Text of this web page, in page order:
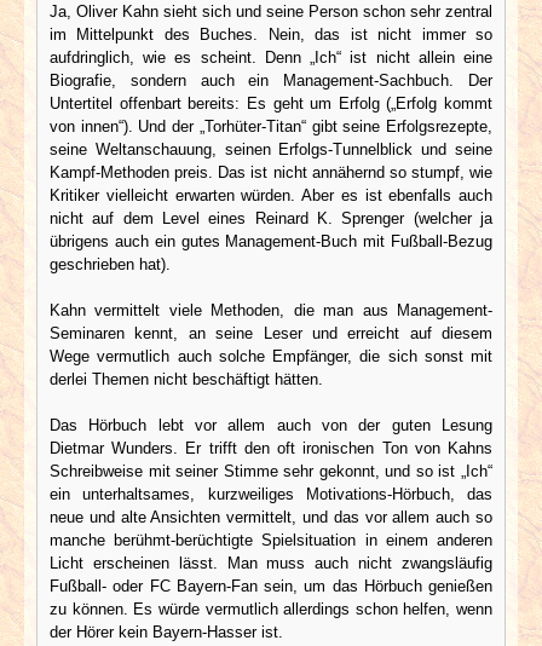
Ja, Oliver Kahn sieht sich und seine Person schon sehr zentral
im Mittelpunkt des Buches. Nein, das ist nicht immer so
aufdringlich, wie es scheint. Denn „Ich“ ist nicht allein eine
Biografie, sondern auch ein Management-Sachbuch. Der
Untertitel offenbart bereits: Es geht um Erfolg („Erfolg kommt
von innen“). Und der „Torhüter-Titan“ gibt seine Erfolgsrezepte,
seine Weltanschauung, seinen Erfolgs-Tunnelblick und seine
Kampf-Methoden preis. Das ist nicht annähernd so stumpf, wie
Kritiker vielleicht erwarten würden. Aber es ist ebenfalls auch
nicht auf dem Level eines Reinard K. Sprenger (welcher ja
übrigens auch ein gutes Management-Buch mit Fußball-Bezug
geschrieben hat).
Kahn vermittelt viele Methoden, die man aus Management-
Seminaren kennt, an seine Leser und erreicht auf diesem
Wege vermutlich auch solche Empfänger, die sich sonst mit
derlei Themen nicht beschäftigt hätten.
Das Hörbuch lebt vor allem auch von der guten Lesung
Dietmar Wunders. Er trifft den oft ironischen Ton von Kahns
Schreibweise mit seiner Stimme sehr gekonnt, und so ist „Ich“
ein unterhaltsames, kurzweiliges Motivations-Hörbuch, das
neue und alte Ansichten vermittelt, und das vor allem auch so
manche berühmt-berüchtigte Spielsituation in einem anderen
Licht erscheinen lässt. Man muss auch nicht zwangsläufig
Fußball- oder FC Bayern-Fan sein, um das Hörbuch genießen
zu können. Es würde vermutlich allerdings schon helfen, wenn
der Hörer kein Bayern-Hasser ist.